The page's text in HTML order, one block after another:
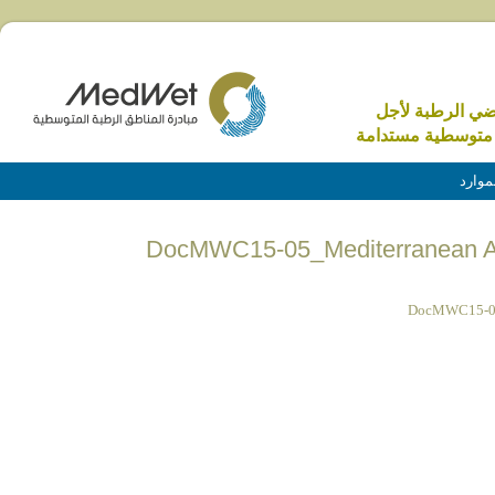
الرطبة لأجل
مستدامة
DocMWC15-05_Mediterranean
DocMWC15-